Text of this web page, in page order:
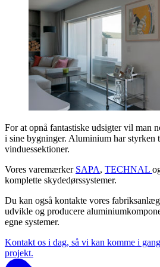
For at opnå fantastiske udsigter vil man
i sine bygninger. Aluminium har styrken
vinduessektioner.
Vores varemærker SAPA, TECHNAL
komplette skydedørssystemer.
Du kan også kontakte vores
udvikle og producere
egne systemer.
Kontakt os i dag, så vi kan komme i
projekt.